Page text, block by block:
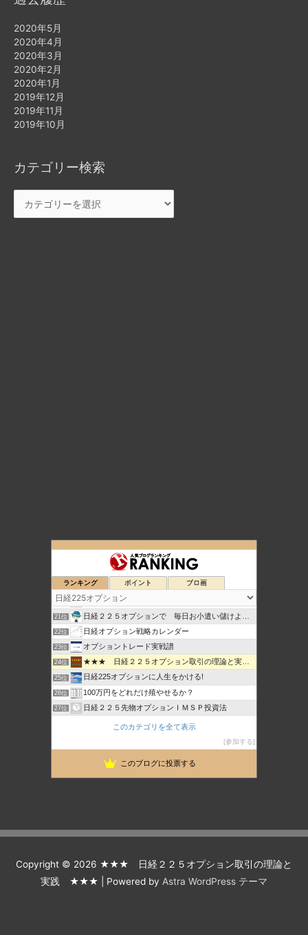
2020年5月
2020年4月
2020年3月
2020年2月
2020年1月
2019年12月
2019年11月
2019年10月
カテゴリー検索
ランキング ポイント ブロ画
Ｙのマーケットの見方
mitsurublog
19位 元田舎薬剤師の日経先物・オプショントレード生活
20位 月間5％以上の利益をあげる。
21位 日経２２５オプションで 毎日お小遣い儲けようーけんいち
22位 日経オプション戦略カレンダー
23位 オプショントレード実戦譜
24位 ★★★ 日経２２５オプション取引の理論と実践 ★★★
25位 日経225オプションに人生をかける!
26位 100万円をどれだけ殖やせるか？
27位 日経２２５先物オプションＩＭＳＰ投資法
セミプロ投資日記
225先物とオプションで生きていけるのか？
このカテゴリを全て表示
参加する
このブログに投票する
Copyright © 2026 ★★★ 日経２２５オプション取引の理論と
実践 ★★★ | Powered by Astra WordPress テーマ